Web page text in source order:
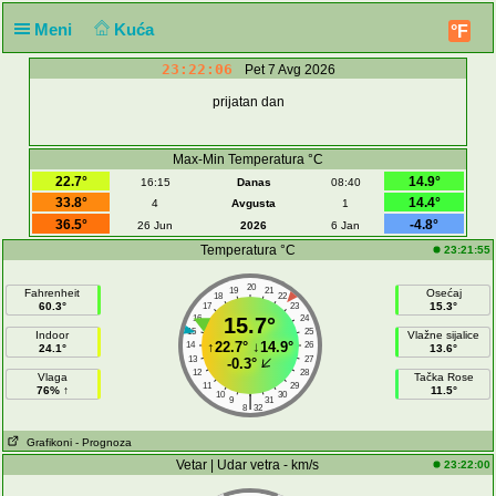
Meni Kuća °F
23:22:06 Pet 7 Avg 2026
prijatan dan
Max-Min Temperatura °C
22.7°
16:15 Danas 08:40
14.9°
33.8°
4 Avgusta 1
14.4°
36.5°
26 Jun 2026 6 Jan
-4.8°
Temperatura °C
23:21:55
Fahrenheit
60.3°
Indoor
24.1°
Vlaga
76% ↑
20
19 21
18
22
17
23
16
24
15
25
14
26
13
27
12
28
11
29
10
30
9 31
|
8 32
15.7°
↑22.7°↓14.9°
-0.3°
Osećaj
15.3°
Vlažne sijalice
13.6°
Tačka Rose
11.5°
Grafikoni - Prognoza
Vetar | Udar vetra - km/s 23:22:00